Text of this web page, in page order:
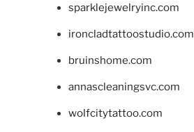
sparklejewelryinc.com
ironcladtattoostudio.com
bruinshome.com
annascleaningsvc.com
wolfcitytattoo.com